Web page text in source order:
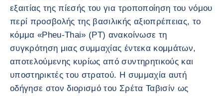
εξαιτίας της πίεσής του για τροποποίηση του νόμου
περί προσβολής της βασιλικής αξιοπρέπειας, το
κόμμα «Pheu-Thai» (PT) ανακοίνωσε τη
συγκρότηση μιας συμμαχίας έντεκα κομμάτων,
αποτελούμενης κυρίως από συντηρητικούς και
υποστηρικτές του στρατού. Η συμμαχία αυτή
οδήγησε στον διορισμό του Σρέτα Ταβισίν ως